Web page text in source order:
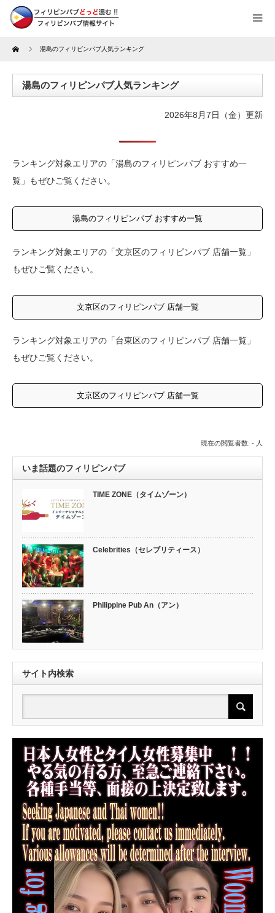
Home 湯島のフィリピンパブ人気ランキング
湯島のフィリピンパブ人気ランキング
2026年8月7日（金）更新
ランキング対象エリアの「湯島のフィリピンパブ おすすめ一
覧」もぜひご覧ください。
湯島のフィリピンパブ おすすめ一覧
ランキング対象エリアの「文京区のフィリピンパブ 店舗一覧」
もぜひご覧ください。
文京区のフィリピンパブ 店舗一覧
ランキング対象エリアの「台東区のフィリピンパブ 店舗一覧」
もぜひご覧ください。
文京区のフィリピンパブ 店舗一覧
現在の閲覧者数: - 人
いま話題のフィリピンパブ
TIME ZONE（タイムゾーン）
Celebrities（セレブリティース）
Philippine Pub An（アン）
サイト内検索